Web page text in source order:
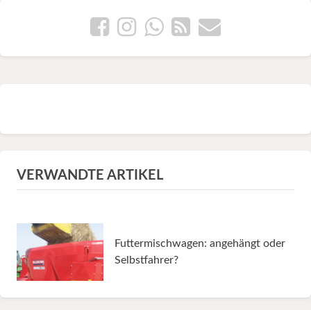
VERWANDTE ARTIKEL
Futtermischwagen: angehängt oder
Selbstfahrer?